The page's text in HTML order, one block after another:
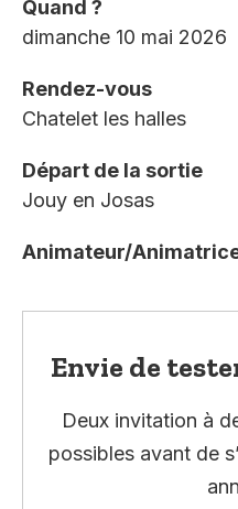
Quand ?
dimanche 10 mai 2026
Rendez-vous
Chatelet les halles
Départ de la sortie
Jouy en Josas
Animateur/
Envie de
Deux invitation à
possibles avant de